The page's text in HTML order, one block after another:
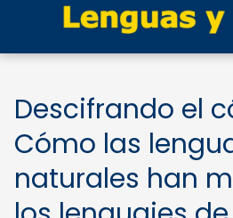
Descifrando el
Cómo las
naturales han